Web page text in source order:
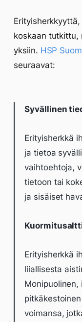
koskaan tutkittu,
yksiin. HSP
seuraavat:
Syvällinen
Erityisherkkä
ja tietoa
vaihtoehtoja,
tietoon tai
ja sisäiset
Erityisherkkä
liiallisesta
Monipuolinen,
voimansa,